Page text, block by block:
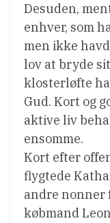
Desuden,
enhver, som
men ikke
lov at bryde
klosterløfte
Gud. Kort og
aktive liv
ensomme.
Kort efter
flygtede
andre nonner
købmand